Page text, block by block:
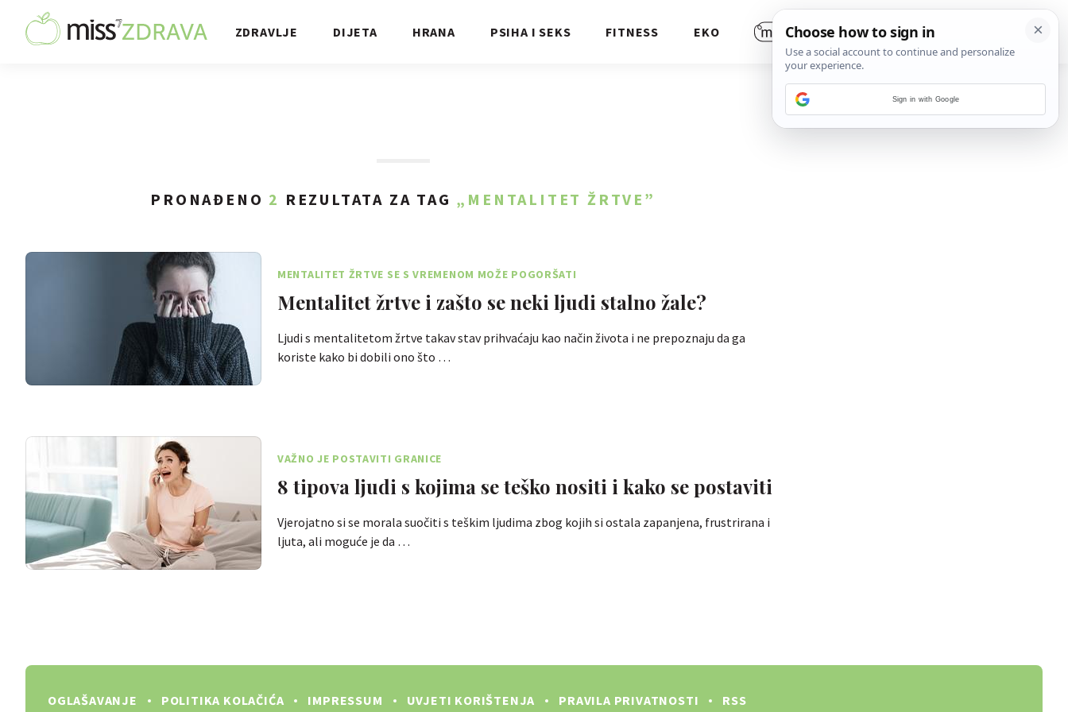
ZDRAVLJE DIJETA HRANA PSIHA I SEKS FITNESS EKO
PRONAĐENO 2 REZULTATA ZA TAG „MENTALITET ŽRTVE”
MENTALITET ŽRTVE SE S VREMENOM MOŽE POGORŠATI
Mentalitet žrtve i zašto se neki ljudi stalno žale?
Ljudi s mentalitetom žrtve takav stav prihvaćaju kao način života i ne prepoznaju da ga
koriste kako bi dobili ono što …
VAŽNO JE POSTAVITI GRANICE
8 tipova ljudi s kojima se teško nositi i kako se postaviti
Vjerojatno si se morala suočiti s teškim ljudima zbog kojih si ostala zapanjena, frustrirana i
ljuta, ali moguće je da …
OGLAŠAVANJE POLITIKA KOLAČIĆA IMPRESSUM UVJETI KORIŠTENJA PRAVILA PRIVATNOSTI RSS
Sign in with Google